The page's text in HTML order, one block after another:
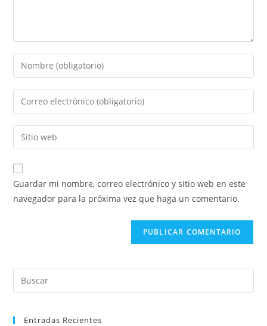
Introducí
tu
nombre
de
usuario
para
comentar
Introducí
tu
dirección
de
electrónico
para
comentar
Introducí
la
URL
de
Guardar mi nombre, correo electrónico y sitio web en este
navegador para la próxima vez que haga un comentario.
Entradas Recientes